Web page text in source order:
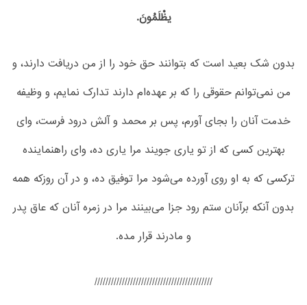
یظْلَمُونَ.
بدون شک بعید است که بتوانند حق خود را از من دریافت دارند، و
من نمی‌توانم حقوقی را که بر عهده‌ام دارند تدارک نمایم، و وظیفه
خدمت آنان را بجای آورم، پس بر محمد و آلش درود فرست، وای
بهترین کسی که از تو یاری جویند مرا یاری ده، وای راهنماینده
ترکسی که به او روی آورده می‌شود مرا توفیق ده، و در آن روزکه همه
بدون آنکه برآنان ستم رود جزا می‌بینند مرا در زمره آنان که عاق پدر
و مادرند قرار مده.
///////////////////////////////////////////